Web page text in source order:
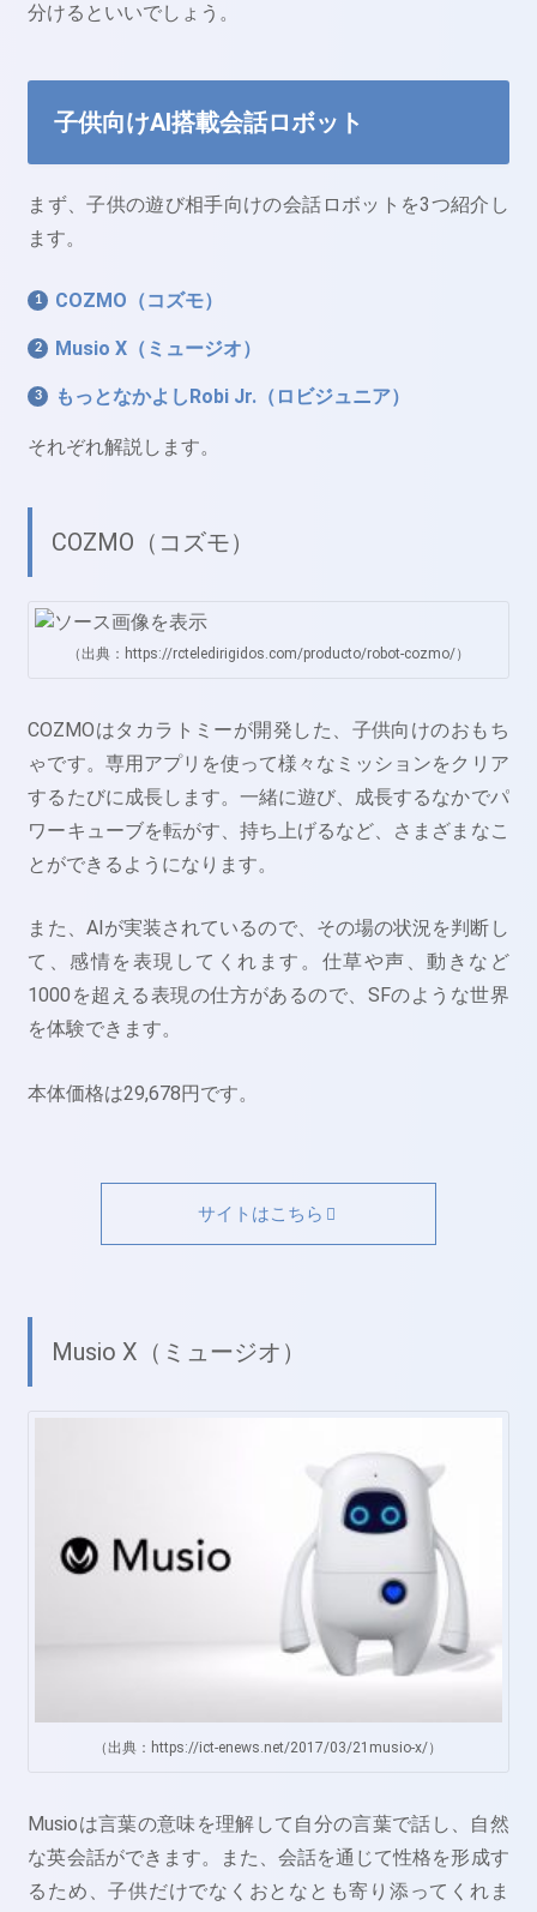
分けるといいでしょう。
子供向けAI搭載会話ロボット
まず、子供の遊び相手向けの会話ロボットを3つ紹介し
ます。
COZMO（コズモ）
Musio X（ミュージオ）
もっとなかよしRobi Jr.（ロビジュニア）
それぞれ解説します。
COZMO（コズモ）
（出典：https://rcteledirigidos.com/producto/robot-cozmo/）
COZMOはタカラトミーが開発した、子供向けのおもち
ゃです。専用アプリを使って様々なミッションをクリア
するたびに成長します。一緒に遊び、成長するなかでパ
ワーキューブを転がす、持ち上げるなど、さまざまなこ
とができるようになります。
また、AIが実装されているので、その場の状況を判断し
て、感情を表現してくれます。仕草や声、動きなど
1000を超える表現の仕方があるので、SFのような世界
を体験できます。
本体価格は29,678円です。
サイトはこちら
Musio X（ミュージオ）
（出典：https://ict-enews.net/2017/03/21musio-x/）
Musioは言葉の意味を理解して自分の言葉で話し、自然
な英会話ができます。また、会話を通じて性格を形成す
るため、子供だけでなくおとなとも寄り添ってくれま